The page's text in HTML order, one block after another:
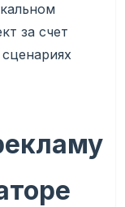
за счет